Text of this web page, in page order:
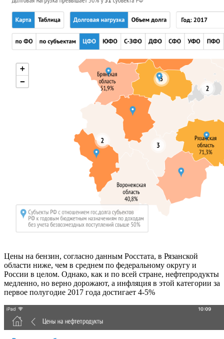
Цены на бензин, согласно данным Росстата, в Рязанской
области ниже, чем в среднем по федеральному округу и
России в целом. Однако, как и по всей стране, нефтепродукты
медленно, но верно дорожают, а инфляция в этой категории за
первое полугодие 2017 года достигает 4-5%